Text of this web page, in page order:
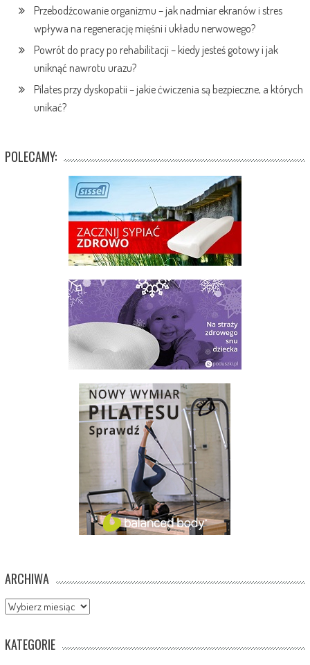
Przebodźcowanie organizmu – jak nadmiar ekranów i stres
wpływa na regenerację mięśni i układu nerwowego?
Powrót do pracy po rehabilitacji – kiedy jesteś gotowy i jak
uniknąć nawrotu urazu?
Pilates przy dyskopatii – jakie ćwiczenia są bezpieczne, a których
unikać?
POLECAMY:
ARCHIWA
Archiwa
KATEGORIE